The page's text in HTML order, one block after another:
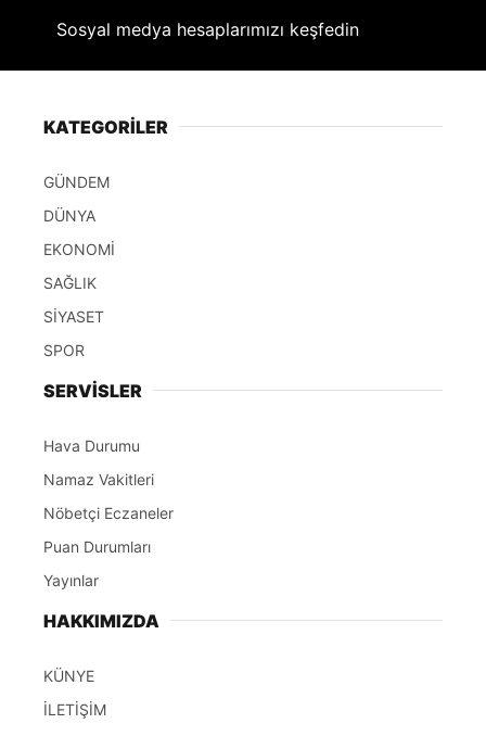
Sosyal medya hesaplarımızı keşfedin
KATEGORİLER
GÜNDEM
DÜNYA
EKONOMİ
SAĞLIK
SİYASET
SPOR
SERVİSLER
Hava Durumu
Namaz Vakitleri
Nöbetçi Eczaneler
Puan Durumları
Yayınlar
HAKKIMIZDA
KÜNYE
İLETİŞİM